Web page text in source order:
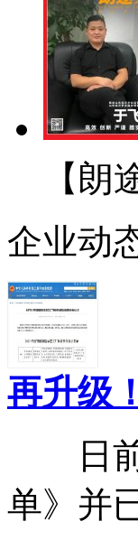
【朗
企业动
再升级
日前
单》并